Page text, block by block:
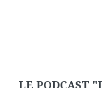
LE PODCAST